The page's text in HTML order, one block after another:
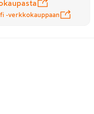
-verkkokauppaan